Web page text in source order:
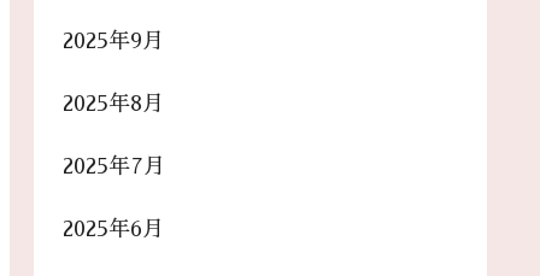
2025年9月
2025年8月
2025年7月
2025年6月